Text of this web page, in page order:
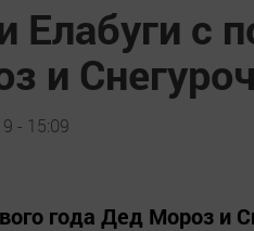
Елабуги с
и
- 15:09
года Дед Мороз и